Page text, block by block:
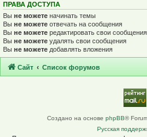
ПРАВА ДОСТУПА
Вы не можете начинать темы
Вы не можете отвечать на сообщения
Вы не можете редактировать свои сообщения
Вы не можете удалять свои сообщения
Вы не можете добавлять вложения
Сайт Список форумов
Создано на основе phpBB®
Русская